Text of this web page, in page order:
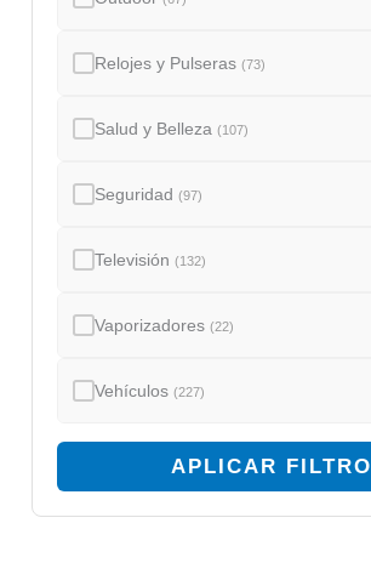
Relojes y Pulseras(73)
Salud y Belleza(107)
Seguridad(97)
Televisión(132)
Vaporizadores(22)
Vehículos(227)
APLICAR FILTRO